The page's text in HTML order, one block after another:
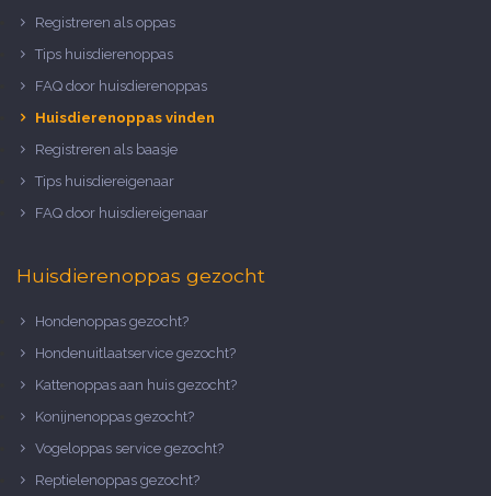
Registreren als oppas
Tips huisdierenoppas
FAQ door huisdierenoppas
Huisdierenoppas vinden
Registreren als baasje
Tips huisdiereigenaar
FAQ door huisdiereigenaar
Huisdierenoppas gezocht
Hondenoppas gezocht?
Hondenuitlaatservice gezocht?
Kattenoppas aan huis gezocht?
Konijnenoppas gezocht?
Vogeloppas service gezocht?
Reptielenoppas gezocht?